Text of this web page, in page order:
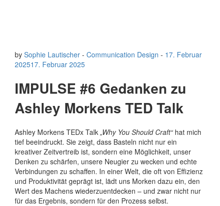
by Sophie Lautischer - Communication Design - 17. Februar
202517. Februar 2025
IMPULSE #6 Gedanken zu
Ashley Morkens TED Talk
Ashley Morkens TEDx Talk „Why You Should Craft“hat mich
tief beeindruckt. Sie zeigt, dass Basteln nicht nur ein
kreativer Zeitvertreib ist, sondern eine Möglichkeit, unser
Denken zu schärfen, unsere Neugier zu wecken und echte
Verbindungen zu schaffen. In einer Welt, die oft von Effizienz
und Produktivität geprägt ist, lädt uns Morken dazu ein, den
Wert des Machens wiederzuentdecken – und zwar nicht nur
für das Ergebnis, sondern für den Prozess selbst.